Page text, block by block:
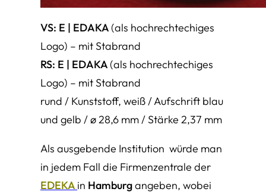
VS: E | EDAKA (als hochrechtechiges
Logo) – mit Stabrand
RS: E | EDAKA (als hochrechtechiges
Logo) – mit Stabrand
rund / Kunststoff, weiß / Aufschrift blau
und gelb / ø 28,6 mm / Stärke 2,37 mm
Als ausgebende Institution würde man
in jedem Fall die Firmenzentrale der
EDEKA in Hamburgangeben, wobei